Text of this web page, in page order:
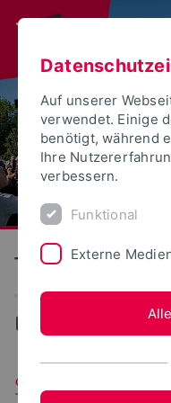
Technische
Auf unserer
verwendet. Einige
benötigt, während
Ihre
verbessern.
Funktional
Externe